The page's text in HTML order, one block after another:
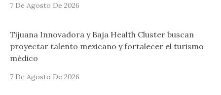
7 De Agosto De 2026
Tijuana Innovadora y Baja Health Cluster buscan
proyectar talento mexicano y fortalecer el turismo
médico
7 De Agosto De 2026